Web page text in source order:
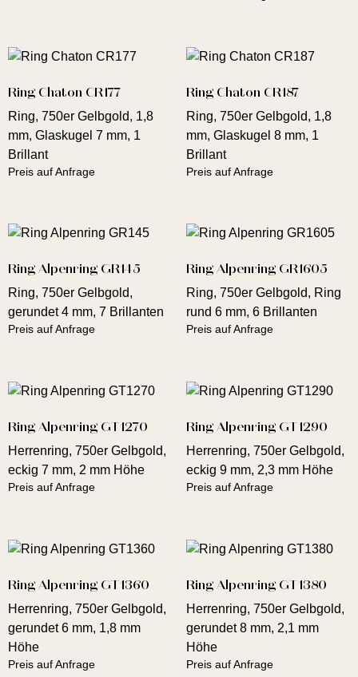
Ring Chaton CR177
Ring, 750er Gelbgold, 1,8
mm, Glaskugel 7 mm, 1
Brillant
Preis auf Anfrage
Ring Chaton CR187
Ring, 750er Gelbgold, 1,8
mm, Glaskugel 8 mm, 1
Brillant
Preis auf Anfrage
Ring Alpenring GR145
Ring, 750er Gelbgold,
gerundet 4 mm, 7 Brillanten
Preis auf Anfrage
Ring Alpenring GR1605
Ring, 750er Gelbgold, Ring
rund 6 mm, 6 Brillanten
Preis auf Anfrage
Ring Alpenring GT1270
Herrenring, 750er Gelbgold,
eckig 7 mm, 2 mm Höhe
Preis auf Anfrage
Ring Alpenring GT1290
Herrenring, 750er Gelbgold,
eckig 9 mm, 2,3 mm Höhe
Preis auf Anfrage
Ring Alpenring GT1360
Herrenring, 750er Gelbgold,
gerundet 6 mm, 1,8 mm
Höhe
Preis auf Anfrage
Ring Alpenring GT1380
Herrenring, 750er Gelbgold,
gerundet 8 mm, 2,1 mm
Höhe
Preis auf Anfrage